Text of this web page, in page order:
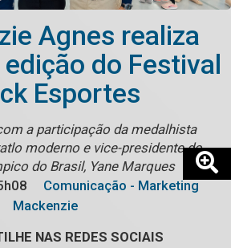
Agnes realiza
do Festival
Esportes
a participação da medalhista
moderno e vice-presidente do
do Brasil, Yane Marques
Comunicação - Marketing
Mackenzie
NAS REDES SOCIAIS